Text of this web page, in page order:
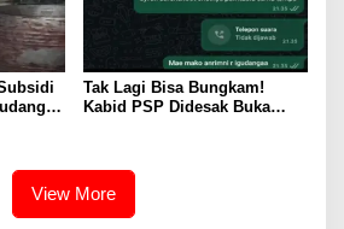
Tak Lagi Bisa Bungkam!
Kabid PSP Didesak Buka
View More